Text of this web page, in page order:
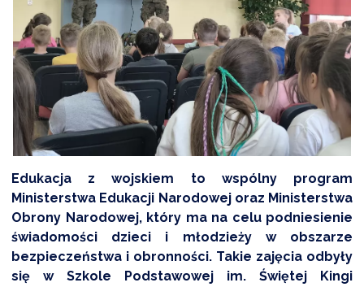
OBSŁUGI
Edukacja z wojskiem to wspólny program
Ministerstwa Edukacji Narodowej oraz Ministerstwa
Obrony Narodowej, który ma na celu podniesienie
świadomości dzieci i młodzieży w obszarze
bezpieczeństwa i obronności. Takie zajęcia odbyły
się w Szkole Podstawowej im. Świętej Kingi